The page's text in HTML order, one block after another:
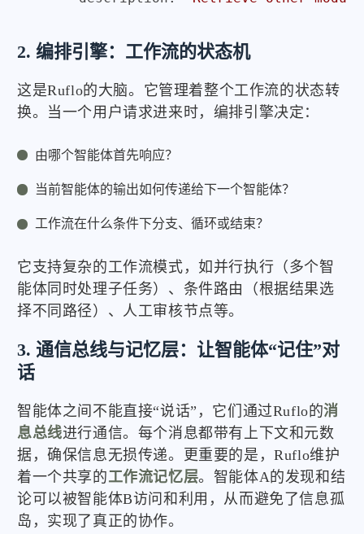
2. 编排引擎：工作流的状态机
这是Ruflo的大脑。它管理着整个工作流的状态转
换。当一个用户请求进来时，编排引擎决定：
由哪个智能体首先响应？
当前智能体的输出如何传递给下一个智能体？
工作流在什么条件下分支、循环或结束？
它支持复杂的工作流模式，如并行执行（多个智
能体同时处理子任务）、条件路由（根据结果选
择不同路径）、人工审核节点等。
3. 通信总线与记忆层：让智能体“记住”对
话
智能体之间不能直接“说话”，它们通过Ruflo的消
息总线进行通信。每个消息都带有上下文和元数
据，确保信息无损传递。更重要的是，Ruflo维护
着一个共享的工作流记忆层。智能体A的发现和结
论可以被智能体B访问和利用，从而避免了信息孤
岛，实现了真正的协作。